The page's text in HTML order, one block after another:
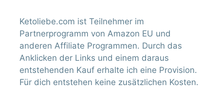
Ketoliebe.com ist Teilnehmer im
Partnerprogramm von Amazon EU und
anderen Affiliate Programmen. Durch das
Anklicken der Links und einem daraus
entstehenden Kauf erhalte ich eine Provision.
Für dich entstehen keine zusätzlichen Kosten.